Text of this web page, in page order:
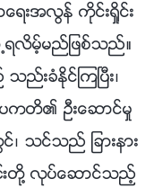
းအလြန္ ကိုင္းရႈိင္း
ရလိမ့္မည္ျဖစ္သည္။
ည္းခံႏိုင္ၾကၿပီး၊
တိ၏ ဦးေဆာင္မႈ
သင္သည္ ျခားနား
တို႔ လုပ္ေဆာင္သည့္